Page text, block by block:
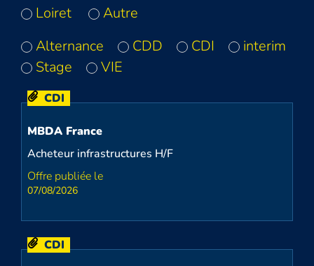
Loiret
Autre
Alternance
CDD CDI
interim
Stage
VIE
CDI
MBDA France
Acheteur infrastructures H/F
07/08/2026
CDI